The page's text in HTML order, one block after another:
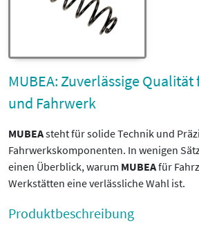
MUBEA: Zuverlässige
und Fahrwerk
MUBEAsteht für solide Technik und
Fahrwerkskomponenten. In wenigen
einen Überblick, warum MUBEAfür
Werkstätten eine verlässliche Wahl ist.
Produktbeschreibung